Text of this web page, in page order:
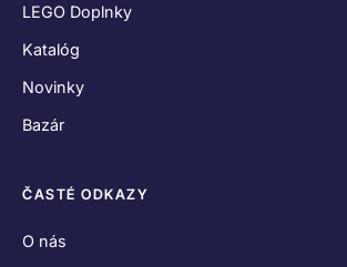
LEGO Doplnky
Katalóg
Novinky
Bazár
ČASTÉ ODKAZY
O nás